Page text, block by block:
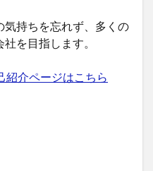
気持ちを忘れず、多くの
を目指します。
紹介ページはこちら